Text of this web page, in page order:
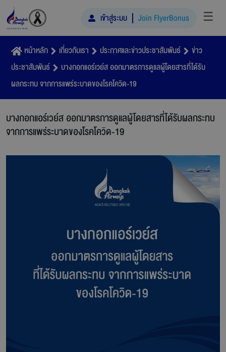
เข้าสู่ระบบ Join FlyerBonus ☰
หน้าหลัก เกี่ยวกับเรา ประกาศและข่าวประชาสัมพันธ์
ข่าว
ประชาสัมพันธ์
บางกอกแอร์เวย์ส ออกมาตรการดูแลผู้โดยสารที่ได้รับ
ผลกระทบ จากการแพร่ระบาดของโรคโควิด-19
บางกอกแอร์เวย์ส ออกมาตรการดูแลผู้โดยสารที่ได้รับผลกระทบ
จากการแพร่ระบาดของโรคโควิด-19